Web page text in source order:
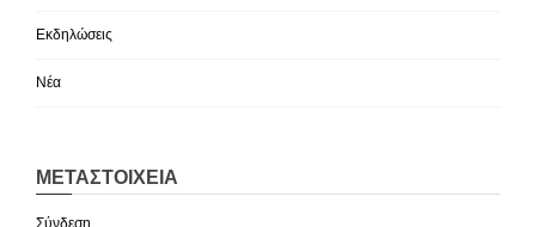
Εκδηλώσεις
Νέα
ΜΕΤΑΣΤΟΙΧΕΊΑ
Σύνδεση